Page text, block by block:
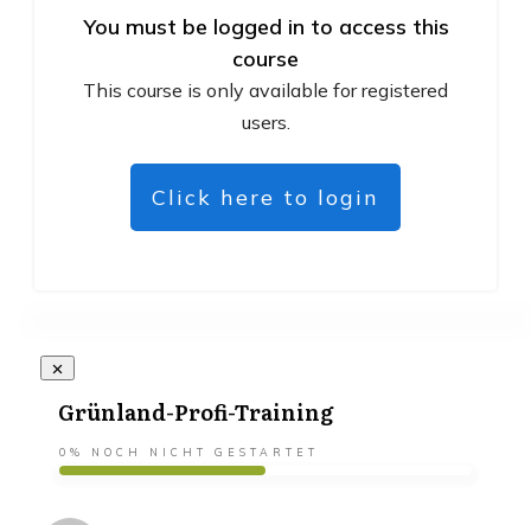
You must be logged in to access this
course
This course is only available for registered
users.
Click here to login
Grünland-Profi-Training
0% NOCH NICHT GESTARTET